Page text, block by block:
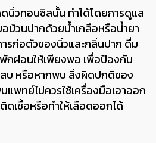
นิ่วทอนซิลนั้น ทำได้โดยการดูแล
บ้วนปากด้วยน้ำเกลือหรือน้ำยา
รก่อตัวของนิ่วและกลิ่นปาก ดื่ม
กผ่อนให้เพียงพอ เพื่อป้องกัน
บ หรือหากพบ สิ่งผิดปกติของ
พทย์ไม่ควรใช้เครื่องมือเอาออก
ดเชื้อหรือทำให้เลือดออกได้